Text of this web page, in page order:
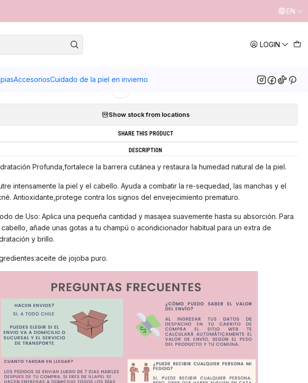
LOGIN
AccesoriosCuidado de la piel en invierno
EN
Show stock from locations
SHARE THIS PRODUCT
DESCRIPTION
Profunda,fortalece la barrera cutánea y restaura la humedad natural de la piel.
intensamente la piel y el cabello. Ayuda a combatir la re-sequedad, las manchas y el
Antioxidante,protege contra los signos del envejecimiento prematuro.
de Uso: Aplica una pequeña cantidad y masajea suavemente hasta su absorción. Para
añade unas gotas a tu champú o acondicionador habitual para un extra de
y brillo.
de jojoba puro.